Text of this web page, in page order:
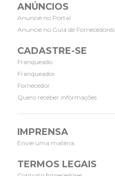
ANÚNCIOS
Anuncie no Portal
Anuncie no Guia de Fornecedores
CADASTRE-SE
Franqueado
Franqueador
Fornecedor
Quero receber informações
IMPRENSA
Envie uma matéria
TERMOS LEGAIS